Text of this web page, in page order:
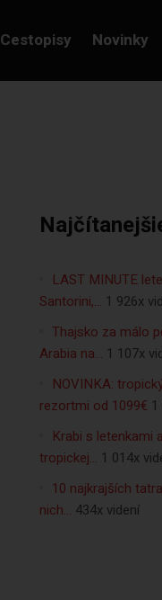
Cestopisy Novinky
LAST MINUTE
Santorini,… 1 926x
Thajsko za málo
Arabia na… 1 107x
NOVINKA:
rezortmi od 1099€
Krabi s letenkami
tropickej… 1 014x
10 najkrajších
nich… 434x videní